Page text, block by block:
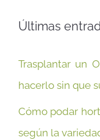
Últimas
Trasplantar un
hacerlo sin que
Cómo podar
según la